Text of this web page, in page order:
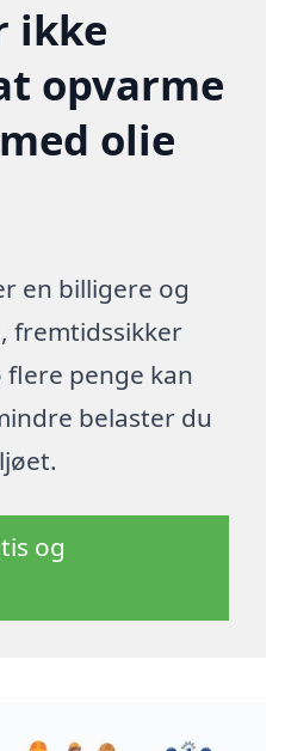
ikke
opvarme
olie
en billigere og
fremtidssikker
penge kan
belaster du
og